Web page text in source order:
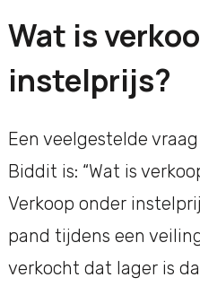
Wat is
instelprijs?
Een veelgestelde
Biddit is: “Wat is
Verkoop onder
pand tijdens een
verkocht dat lager is